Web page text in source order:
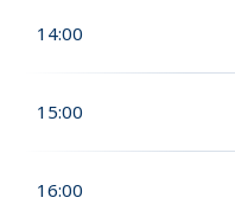
14:00
15:00
16:00